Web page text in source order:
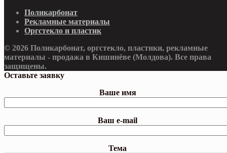
Поликарбонат
Рекламные материалы
Оргстекло и пластик
© 2026 Поликарбонат, оргстекло, пластики, рекламные
материалы - продажа в Кишинёве (Молдова). Все права
защищены.
Оставьте заявку
Ваше имя
Ваш e-mail
Тема